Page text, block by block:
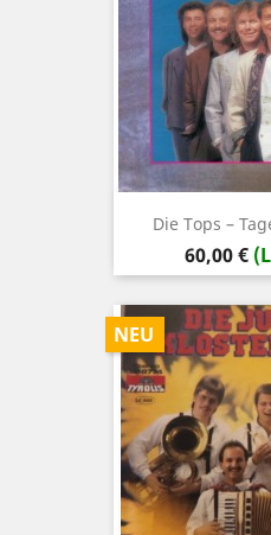
Die Tops –
Preis
60,00 €
NEU